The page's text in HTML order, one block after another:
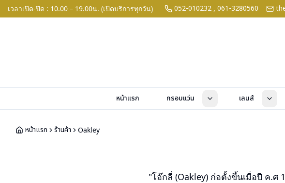
เวลาเปิด-ปิด : 10.00 – 19.00น. (เปิดบริการทุกวัน) 052-010232 , 061-3280560
หน้าแรก กรอบแว่น เลนส์
หน้าแรก ร้านค้า Oakley
"โอ๊กลี่ (Oakley) ก่อตั้งขึ้นเมื่อปี ค.ศ